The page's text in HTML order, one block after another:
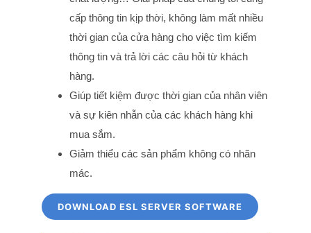
cấp thông tin kịp thời, không làm mất nhiều
thời gian của cửa hàng cho việc tìm kiếm
thông tin và trả lời các câu hỏi từ khách
hàng.
Giúp tiết kiệm được thời gian của nhân viên
và sự kiên nhẫn của các khách hàng khi
mua sắm.
Giảm thiểu các sản phẩm không có nhãn
mác.
DOWNLOAD ESL SERVER SOFTWARE